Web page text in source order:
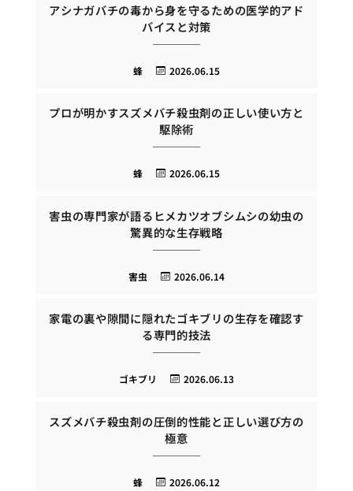
アシナガバチの毒から身を守るための医学的アド
バイスと対策
2026.06.15
蜂
プロが明かすスズメバチ殺虫剤の正しい使い方と
駆除術
2026.06.15
蜂
害虫の専門家が語るヒメカツオブシムシの幼虫の
驚異的な生存戦略
2026.06.14
害虫
家電の裏や隙間に隠れたゴキブリの生存を確認す
る専門的技法
2026.06.13
ゴキブリ
スズメバチ殺虫剤の圧倒的性能と正しい選び方の
極意
2026.06.12
蜂